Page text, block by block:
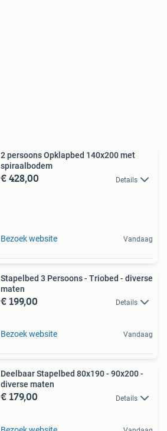
2 persoons Opklapbed 140x200 met
spiraalbodem
€ 428,00 Details
Bezoek website Vandaag
Stapelbed 3 Persoons - Triobed - diverse
maten
€ 199,00 Details
Bezoek website Vandaag
Deelbaar Stapelbed 80x190 - 90x200 -
diverse maten
€ 179,00 Details